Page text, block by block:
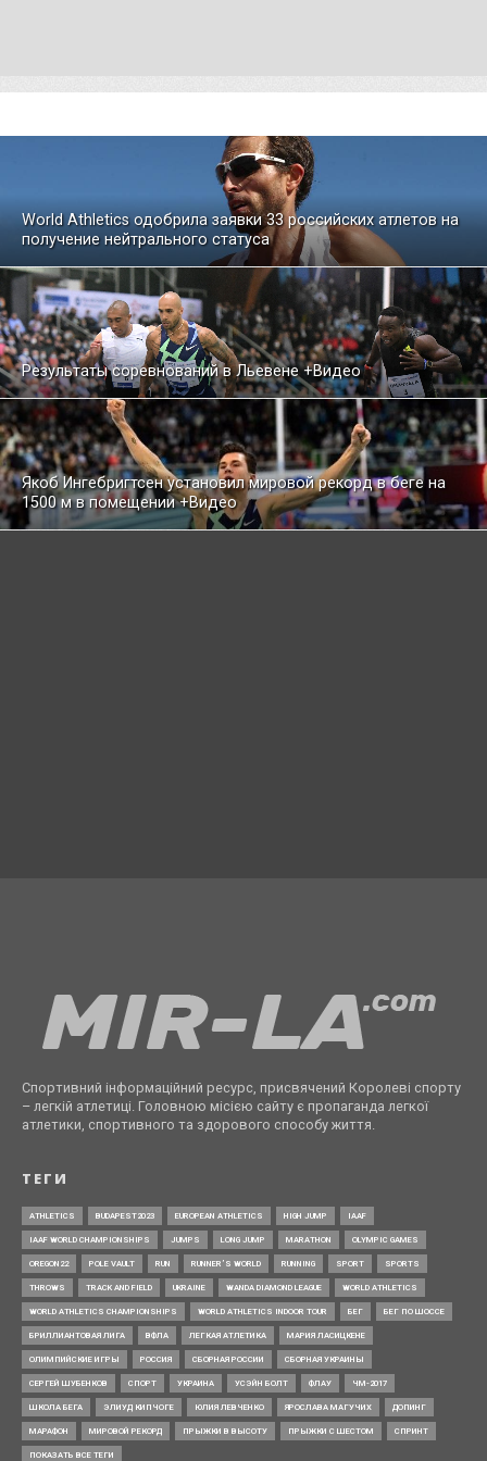
World Athletics одобрила заявки 33 российских атлетов на
получение нейтрального статуса
Результаты соревнований в Льевене +Видео
Якоб Ингебригтсен установил мировой рекорд в беге на
1500 м в помещении +Видео
Спортивний інформаційний ресурс, присвячений Королеві спорту
– легкій атлетиці. Головною місією сайту є пропаганда легкої
атлетики, спортивного та здорового способу життя.
ТЕГИ
ATHLETICS BUDAPEST2023 EUROPEAN ATHLETICS HIGH JUMP IAAF
IAAF WORLD CHAMPIONSHIPS JUMPS LONG JUMP MARATHON OLYMPIC GAMES
OREGON22 POLE VAULT RUN RUNNER’S WORLD RUNNING SPORT SPORTS
THROWS TRACK AND FIELD UKRAINE WANDA DIAMOND LEAGUE WORLD ATHLETICS
WORLD ATHLETICS CHAMPIONSHIPS WORLD ATHLETICS INDOOR TOUR БЕГ БЕГ ПО ШОССЕ
БРИЛЛИАНТОВАЯ ЛИГА ВФЛА ЛЕГКАЯ АТЛЕТИКА МАРИЯ ЛАСИЦКЕНЕ
ОЛИМПИЙСКИЕ ИГРЫ РОССИЯ СБОРНАЯ РОССИИ СБОРНАЯ УКРАИНЫ
СЕРГЕЙ ШУБЕНКОВ СПОРТ УКРАИНА УСЭЙН БОЛТ ФЛАУ ЧМ-2017
ШКОЛА БЕГА ЭЛИУД КИПЧОГЕ ЮЛИЯ ЛЕВЧЕНКО ЯРОСЛАВА МАГУЧИХ ДОПИНГ
МАРАФОН МИРОВОЙ РЕКОРД ПРЫЖКИ В ВЫСОТУ ПРЫЖКИ С ШЕСТОМ СПРИНТ
ПОКАЗАТЬ ВСЕ ТЕГИ